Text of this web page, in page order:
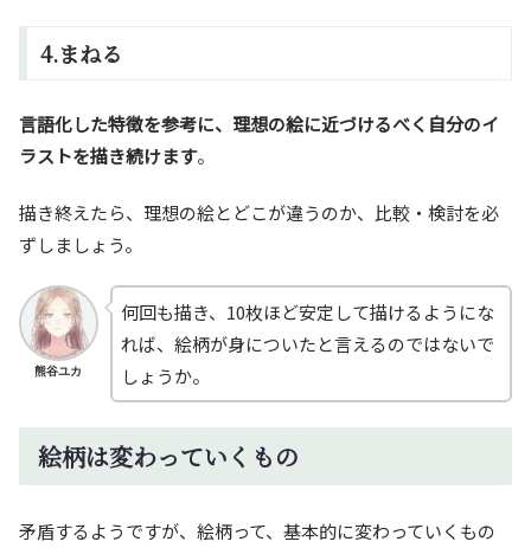
4.まねる
言語化した特徴を参考に、理想の絵に近づけるべく自分のイ
ラストを描き続けます。
描き終えたら、理想の絵とどこが違うのか、比較・検討を必
ずしましょう。
熊谷ユカ
何回も描き、10枚ほど安定して描けるようにな
れば、絵柄が身についたと言えるのではないで
しょうか。
絵柄は変わっていくもの
矛盾するようですが、絵柄って、基本的に変わっていくもの